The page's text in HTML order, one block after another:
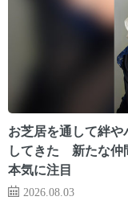
お芝居を通して絆
してきた 新たな仲
本気に注目
2026.08.03